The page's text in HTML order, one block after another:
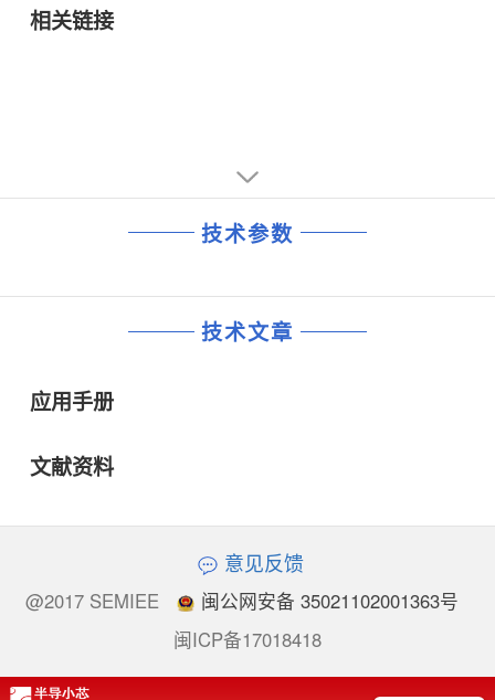
相关链接
技术参数
技术文章
应用手册
文献资料
意见反馈
@2017 SEMIEE
闽公网安备 35021102001363号
闽ICP备17018418